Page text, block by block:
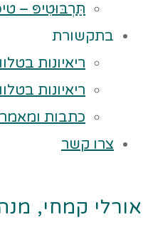
תַּרְבּוּטִיפּ –
בתקשורת
ריאיונות
ריאיונות
כתבות
צרו קשר
אורלי קמחי,